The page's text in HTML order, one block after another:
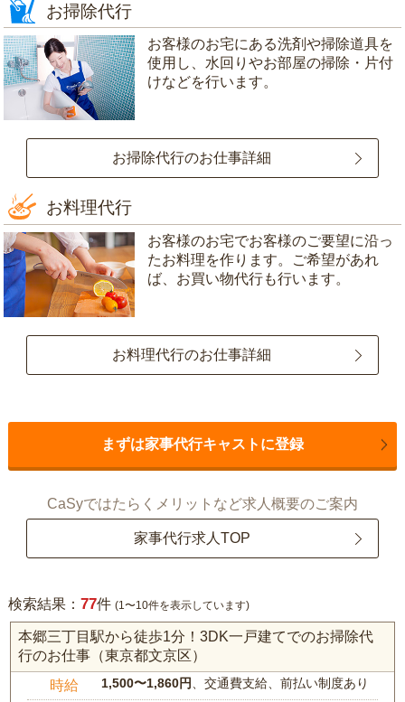
お掃除代行
お客様のお宅にある洗剤や掃除道具を
使用し、水回りやお部屋の掃除・片付
けなどを行います。
お掃除代行のお仕事詳細
お料理代行
お客様のお宅でお客様のご要望に沿っ
たお料理を作ります。ご希望があれ
ば、お買い物代行も行います。
お料理代行のお仕事詳細
まずは家事代行キャストに登録
CaSyではたらくメリットなど求人概要のご案内
家事代行求人TOP
検索結果： 77件 (1〜10件を表示しています)
本郷三丁目駅から徒歩1分！3DK一戸建てでのお掃除代
行のお仕事（東京都文京区）
時給 1,500〜1,860円 、交通費支給、前払い制度あり